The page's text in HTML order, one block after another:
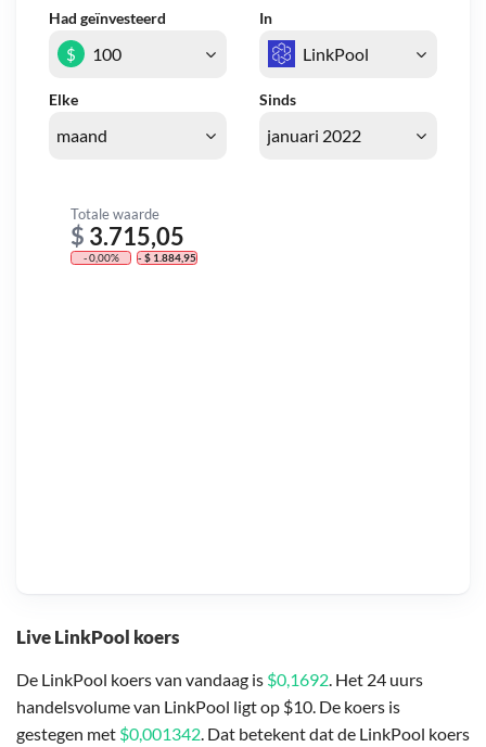
Live LinkPool koers
De LinkPool koers van vandaag is $0,1692. Het 24 uurs
handelsvolume van LinkPool ligt op $10. De koers is
gestegen met $0,001342. Dat betekent dat de LinkPool koers
Had geïnvesteerd In
Elke Sinds
$
Totale waarde
$ 3.715,05
- 0,00% - $ 1.884,95